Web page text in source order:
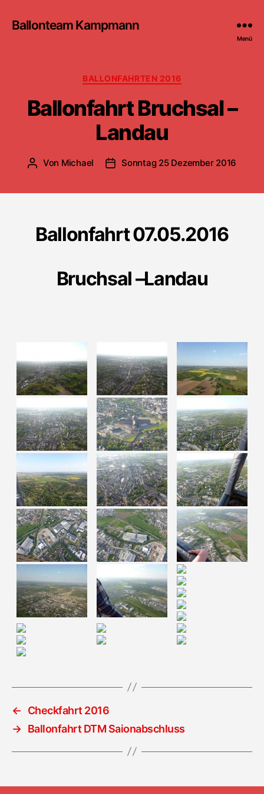
Ballonteam Kampmann
Menü
Kategorien
BALLONFAHRTEN 2016
Ballonfahrt Bruchsal –
Landau
Beitragsautor
Von Michael Beitragsdatum
Sonntag 25 Dezember 2016
Ballonfahrt 07.05.2016
Bruchsal –Landau
←
Checkfahrt 2016
→ Ballonfahrt DTM Saionabschluss